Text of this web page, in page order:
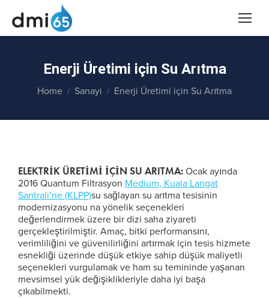
Enerji Üretimi için Su Arıtma
You are here:
Home Sanayi Enerji Üretimi için Su Arıtma
ELEKTRIK ÜRETIMI IÇIN SU ARITMA: Ocak ayında
2016 Quantum Filtrasyon Medium, Kuala Langat
Santrali’ne (KLPP)su sağlayan su arıtma tesisinin
modernizasyonu na yönelik seçenekleri
değerlendirmek üzere bir dizi saha ziyareti
gerçekleştirilmiştir. Amaç, bitki performansını,
verimliliğini ve güvenilirliğini artırmak için tesis hizmete
esnekliği üzerinde düşük etkiye sahip düşük maliyetli
seçenekleri vurgulamak ve ham su temininde yaşanan
mevsimsel yük değişiklikleriyle daha iyi başa
çıkabilmekti.